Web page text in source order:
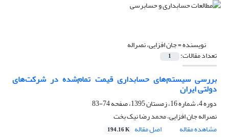
نویسنده =جان افزایی، نصراله
تعداد مقالات: 1
بررسی سیستم‌های حسابداری قیمت تمام‌شده در شرکت‌های
دولتی ایران
دوره 4، شماره 16، زمستان 1395، صفحه
74-83
نصراله جان افزایی، محمد رضا نیک بخت
مشاهده مقاله
اصل مقاله 194.16 K